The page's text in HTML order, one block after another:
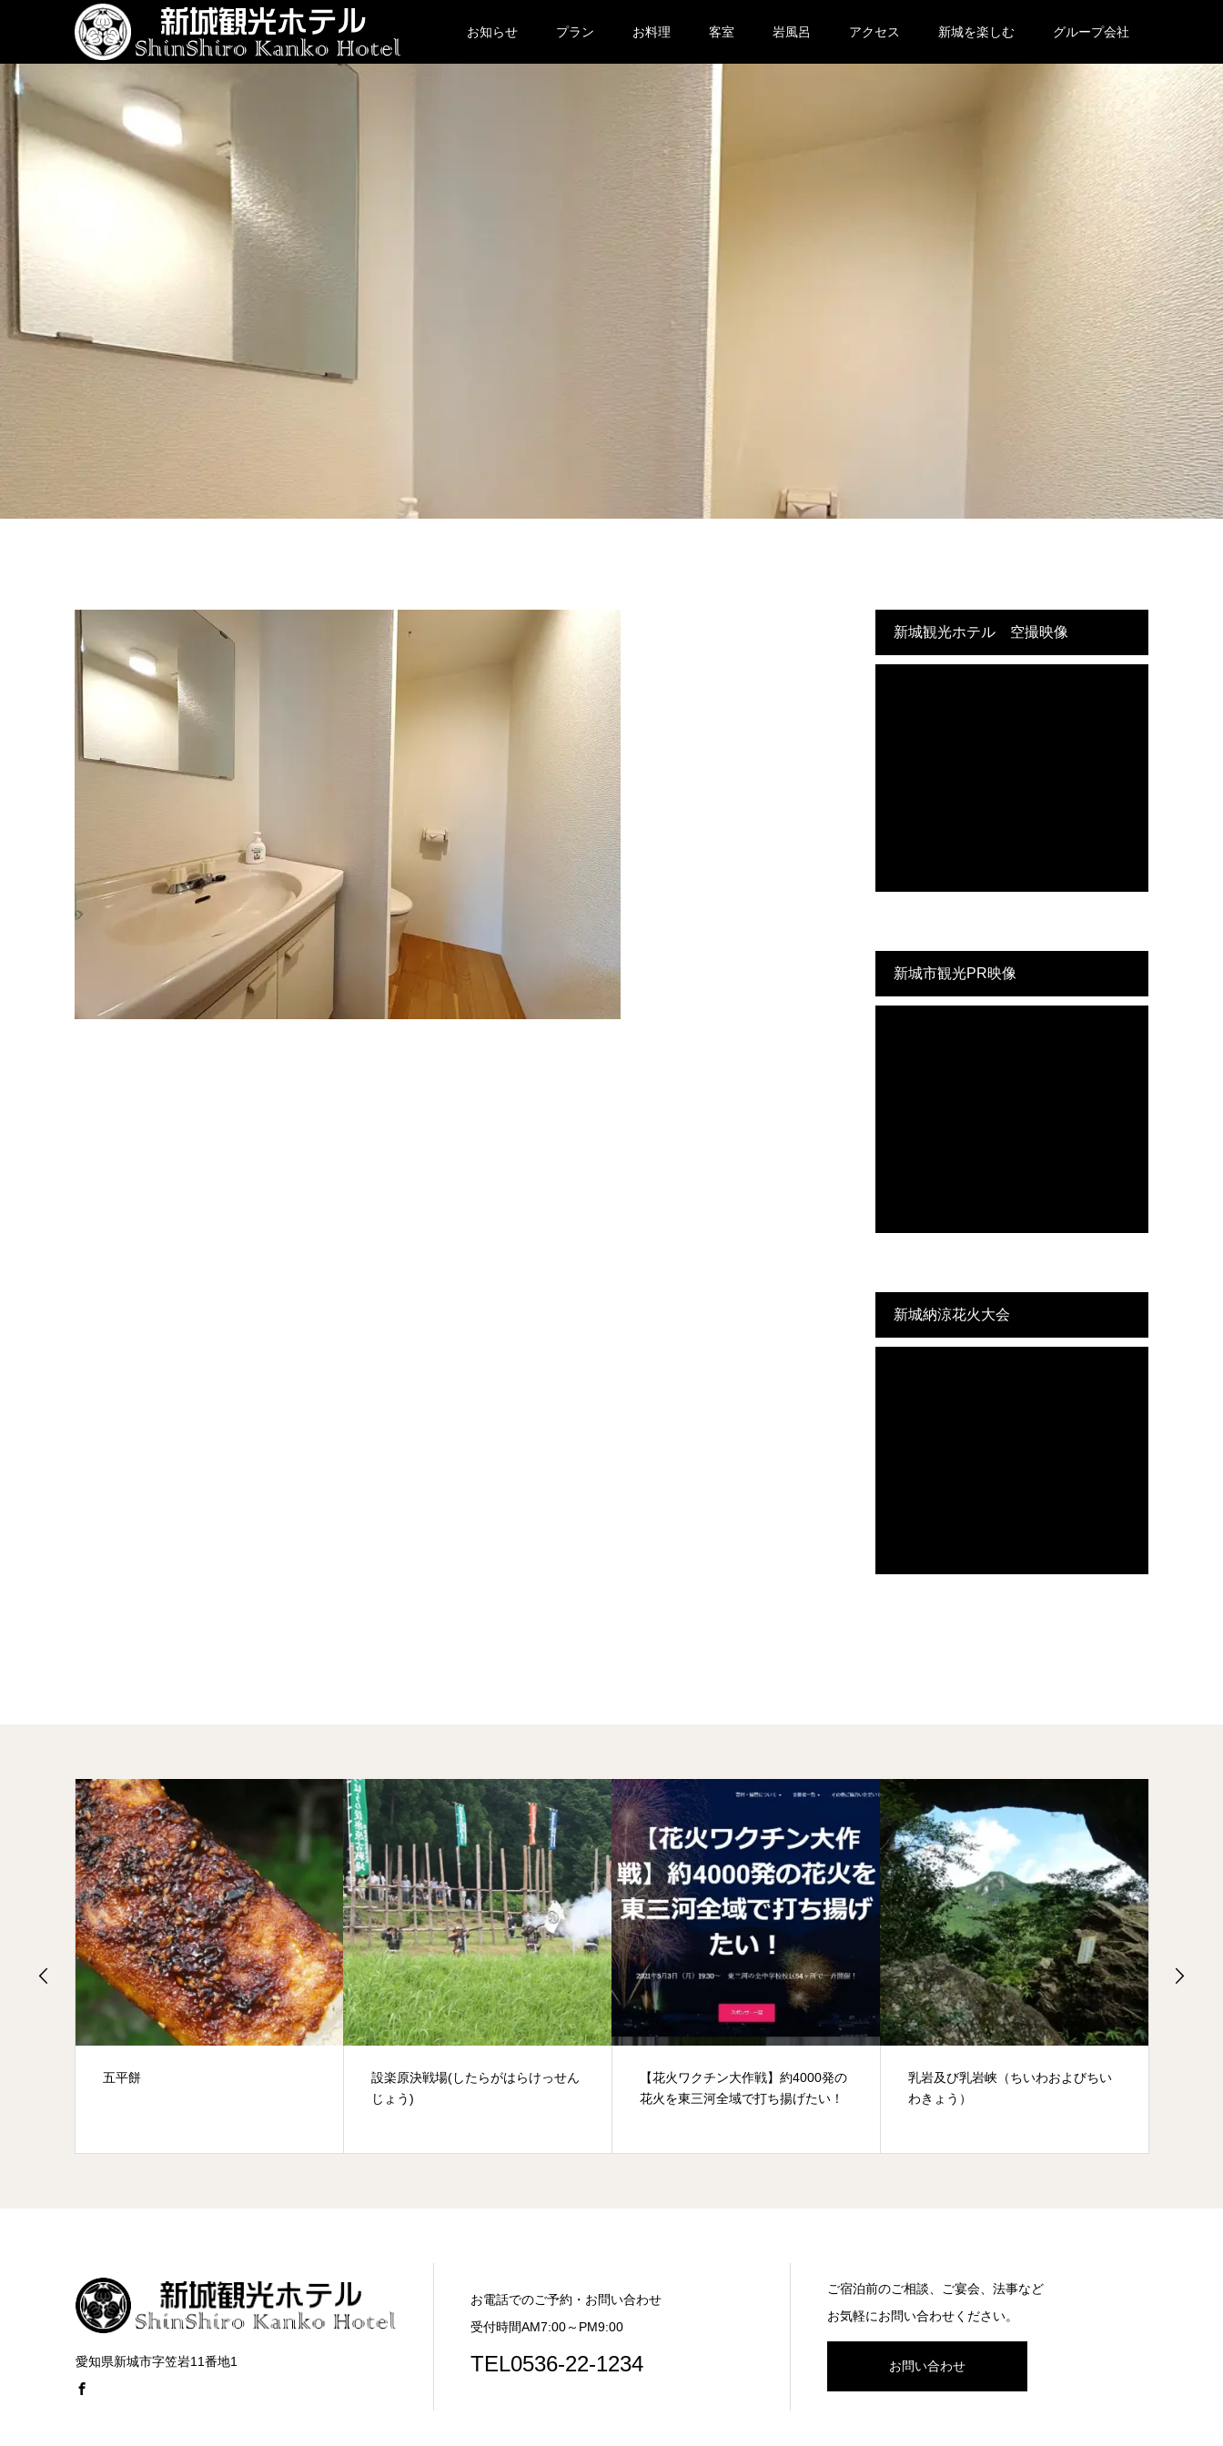
お知らせ プラン お料理 客室 岩風呂 アクセス 新城を楽しむ グループ会社
新城観光ホテル 空撮映像
新城市観光PR映像
新城納涼花火大会
設楽原決戦場(したらがはらけっせん
【花火ワクチン大作戦】約4000発の
花火を東三河全域で打ち揚げたい！
乳岩及び乳岩峡（ちいわおよびちい
わきょう）
自然薯（じねんじょ）
愛知県新城市字笠岩11番地1
お電話でのご予約・お問い合わせ
受付時間AM7:00～PM9:00
TEL0536-22-1234
ご宿泊前のご相談、ご宴会、法事など
お気軽にお問い合わせください。
お問い合わせ